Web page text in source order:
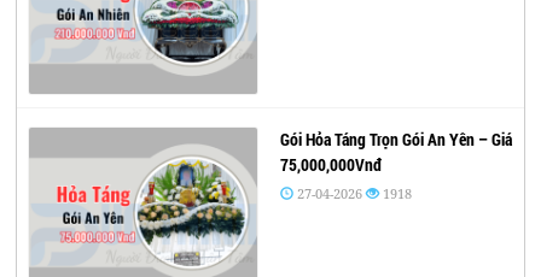
Gói Hỏa Táng Trọn Gói An Yên – Giá
75,000,000Vnđ
27-04-2026 1918